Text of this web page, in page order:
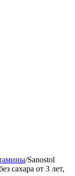
/Sanostol
сахара от 3 лет,